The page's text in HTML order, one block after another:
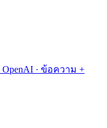
OpenAI · ข้อความ +